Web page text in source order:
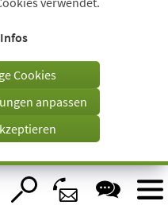
Cookies
anpassen